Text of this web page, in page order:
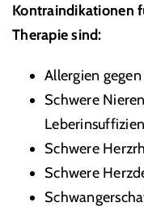
Kontraindikationen
Therapie sind:
Allergien
Schwere
Schwere
Schwere